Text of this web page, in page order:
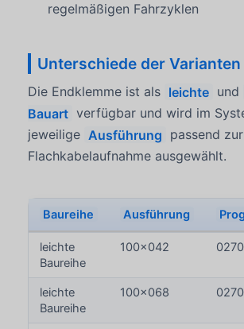
regelmäßigen Fahrzyklen
Unterschiede der Varianten
Die Endklemme ist als leichte und
Bauart verfügbar und wird im
jeweilige Ausführung passend zur
Flachkabelaufnahme ausgewählt.
Baureihe Ausführung
leichte
Baureihe
100x042 0270
leichte
Baureihe
100x068 0270